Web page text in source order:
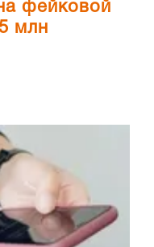
фейковой
млн